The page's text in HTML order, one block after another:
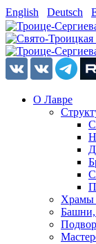
English Deutsch
О Лавре
Храмы
Башни,